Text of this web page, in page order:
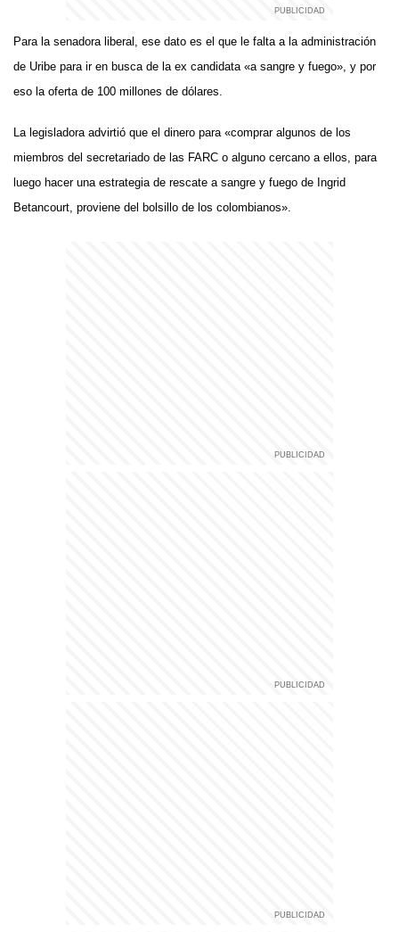
Para la senadora liberal, ese dato es el que le falta a la administración
de Uribe para ir en busca de la ex candidata «a sangre y fuego», y por
eso la oferta de 100 millones de dólares.
La legisladora advirtió que el dinero para «comprar algunos de los
miembros del secretariado de las FARC o alguno cercano a ellos, para
luego hacer una estrategia de rescate a sangre y fuego de Ingrid
Betancourt, proviene del bolsillo de los colombianos».